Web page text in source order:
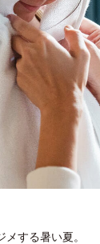
メする暑い夏。